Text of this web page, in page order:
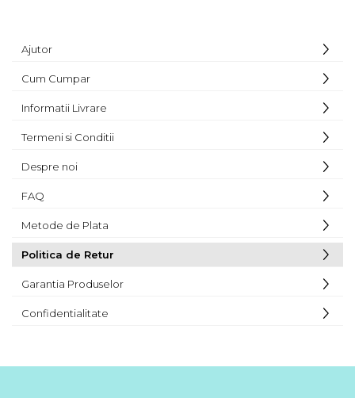
Ajutor
Cum Cumpar
Informatii Livrare
Termeni si Conditii
Despre noi
FAQ
Metode de Plata
Politica de Retur
Garantia Produselor
Confidentialitate